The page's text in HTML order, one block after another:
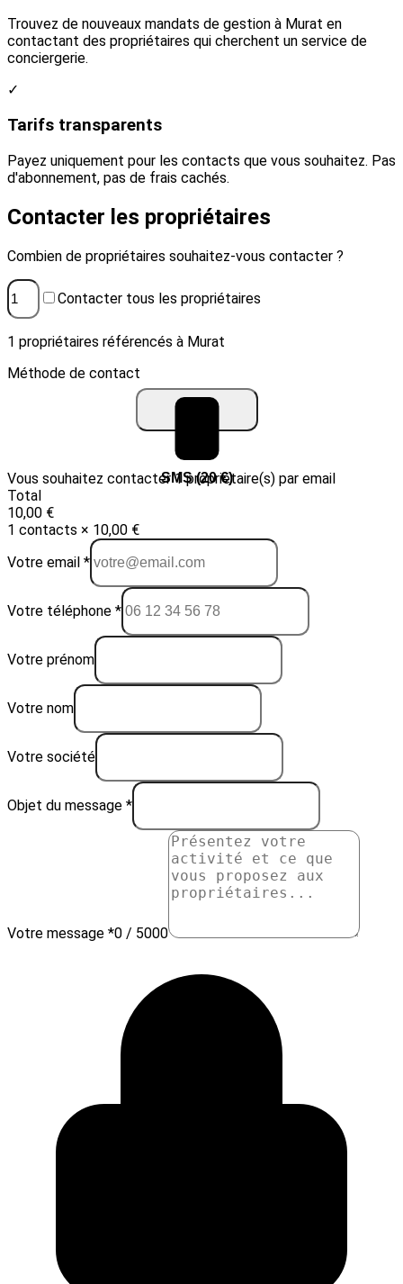
Trouvez de nouveaux mandats de gestion à Murat en
contactant des propriétaires qui cherchent un service de
conciergerie.
✓
Tarifs transparents
Payez uniquement pour les contacts que vous souhaitez. Pas
d'abonnement, pas de frais cachés.
Contacter les propriétaires
Combien de propriétaires souhaitez-vous contacter ?
Contacter tous les propriétaires
1 propriétaires référencés à Murat
Méthode de contact
Email (10 €) SMS (20 €)
Vous souhaitez contacter 1 propriétaire(s) par email
Total
10,00 €
1 contacts × 10,00 €
Votre email *
Votre téléphone *
Votre prénom
Votre nom
Votre société
Objet du message *
Votre message *0 / 5000